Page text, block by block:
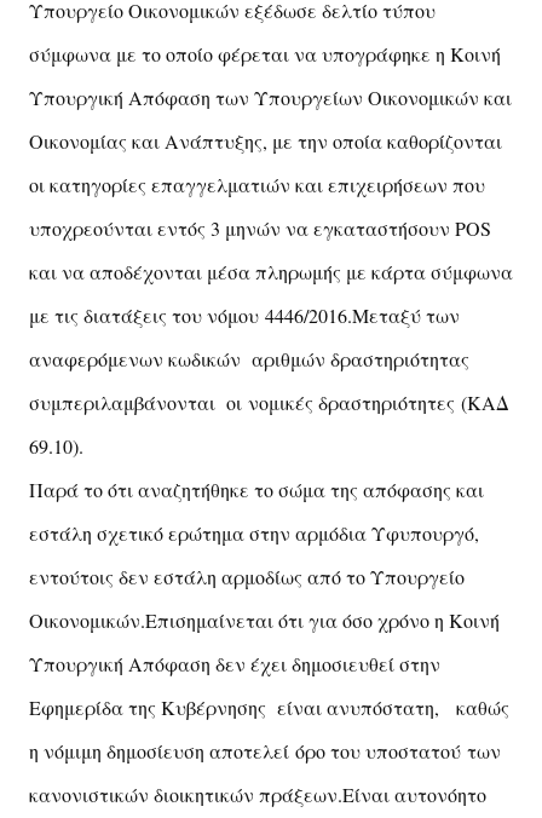
Υπουργείο Οικονομικών εξέδωσε δελτίο τύπου
σύμφωνα με το οποίο φέρεται να υπογράφηκε η Κοινή
Υπουργική Απόφαση των Υπουργείων Οικονομικών και
Οικονομίας και Ανάπτυξης, με την οποία καθορίζονται
οι κατηγορίες επαγγελματιών και επιχειρήσεων που
υποχρεούνται εντός 3 μηνών να εγκαταστήσουν POS
και να αποδέχονται μέσα πληρωμής με κάρτα σύμφωνα
με τις διατάξεις του νόμου 4446/2016.Μεταξύ των
αναφερόμενων κωδικών αριθμών δραστηριότητας
συμπεριλαμβάνονται οι νομικές δραστηριότητες (ΚΑΔ
69.10).
Παρά το ότι αναζητήθηκε το σώμα της απόφασης και
εστάλη σχετικό ερώτημα στην αρμόδια Υφυπουργό,
εντούτοις δεν εστάλη αρμοδίως από το Υπουργείο
Οικονομικών.Επισημαίνεται ότι για όσο χρόνο η Κοινή
Υπουργική Απόφαση δεν έχει δημοσιευθεί στην
Εφημερίδα της Κυβέρνησης είναι ανυπόστατη, καθώς
η νόμιμη δημοσίευση αποτελεί όρο του υποστατού των
κανονιστικών διοικητικών πράξεων.Είναι αυτονόητο